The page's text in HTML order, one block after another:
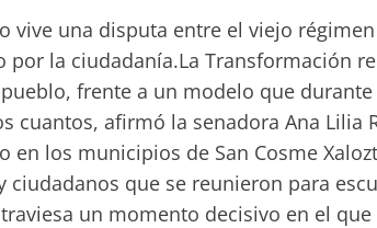
vive una disputa entre el viejo
la ciudadanía.La Transformación
frente a un modelo que
cuantos, afirmó la senadora Ana Lilia
los municipios de San Cosme
ciudadanos que se reunieron para
un momento decisivo en el